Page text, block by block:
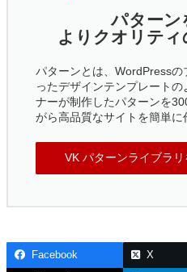
パターン
よりクオリテ
パターンとは、WordPress
ったデザインテンプレート
ナーが制作したパターンを
がら高品質なサイトを簡単に
VK パターンライブラ
Facebook X